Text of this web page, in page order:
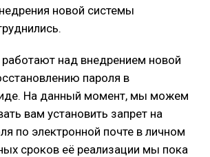
новой системы
работают над внедрением новой
пароля в
На данный момент, мы можем
вам установить запрет на
по электронной почте в личном
сроков её реализации мы пока